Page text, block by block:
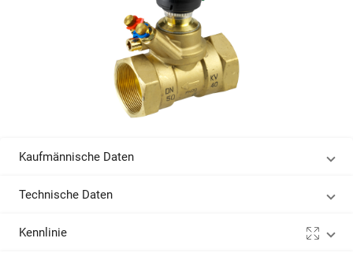
Kaufmännische Daten
Technische Daten
Kennlinie